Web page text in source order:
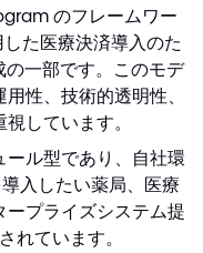
のフレームワー
た医療決済導入のた
一部です。このモデ
性、技術的透明性、
しています。
ル型であり、自社環
入したい薬局、医療
プライズシステム提
れています。